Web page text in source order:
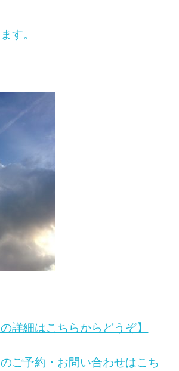
す。
詳細はこちらからどうぞ】
のご予約・お問い合わせはこち